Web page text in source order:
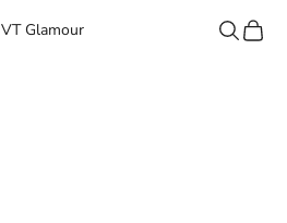
VT Glamour
OpenOpen